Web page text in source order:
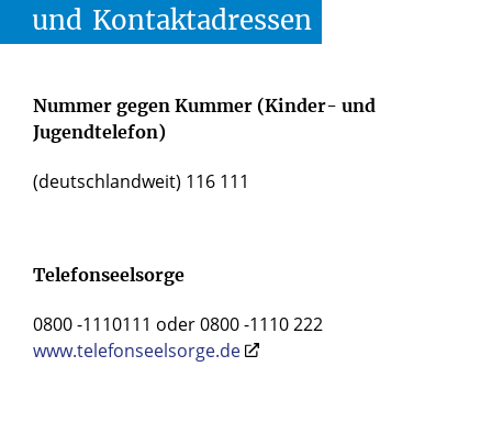
und Kontaktadressen
Nummer gegen Kummer (Kinder- und
Jugendtelefon)
(deutschlandweit) 116 111
Telefonseelsorge
0800 -1110111 oder 0800 -1110 222
www.telefonseelsorge.de